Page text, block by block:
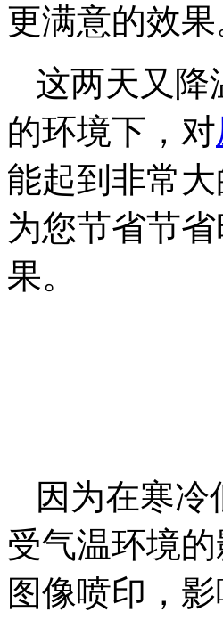
更满意的效果
这两天又降
的环境下，对
能起到非常
为您节省节
果。
因为在寒
受气温环境
图像喷印，